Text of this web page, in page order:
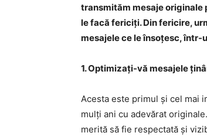
transmităm mesaje originale
le facă fericiți. Din fericire,
mesajele ce le însoțesc, într-
1. Optimizați-vă mesajele
Acesta este primul și cel mai
mulți ani cu adevărat
merită să fie respectată și